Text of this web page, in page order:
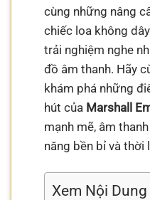
cùng những nâng
chiếc loa không
trải nghiệm nghe
đồ âm thanh. Hãy
khám phá những
hút của Marshall
mạnh mẽ, âm
năng bền bỉ và
Xem Nội